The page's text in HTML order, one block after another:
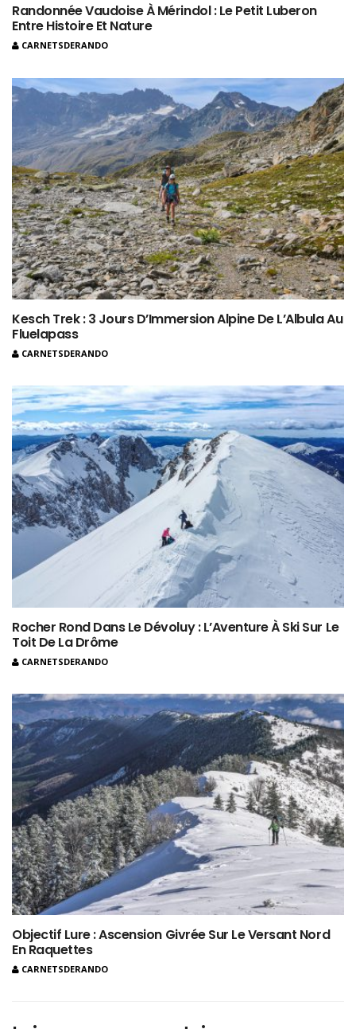
Randonnée Vaudoise À Mérindol : Le Petit Luberon
Entre Histoire Et Nature
CARNETSDERANDO
Kesch Trek : 3 Jours D’Immersion Alpine De L’Albula Au
Fluelapass
CARNETSDERANDO
Rocher Rond Dans Le Dévoluy : L’Aventure À Ski Sur Le
Toit De La Drôme
CARNETSDERANDO
Objectif Lure : Ascension Givrée Sur Le Versant Nord
En Raquettes
CARNETSDERANDO